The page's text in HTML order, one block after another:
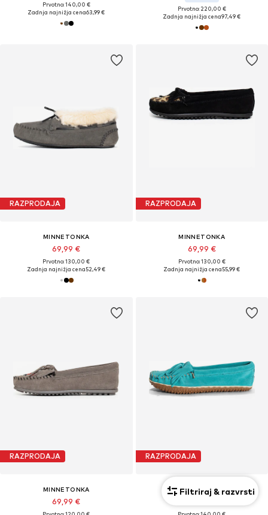
Prvotno: 140,00 €
Zadnja najnižja cena63,99 €
Prvotno: 220,00 €
Zadnja najnižja cena97,49 €
RAZPRODAJA
MINNETONKA
69,99 €
Prvotno: 130,00 €
Zadnja najnižja cena52,49 €
RAZPRODAJA
MINNETONKA
69,99 €
Prvotno: 130,00 €
Zadnja najnižja cena55,99 €
RAZPRODAJA
MINNETONKA
69,99 €
RAZPRODAJA
MINNETONKA
Filtriraj & razvrsti